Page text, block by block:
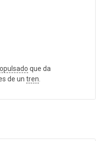
que da
de un tren